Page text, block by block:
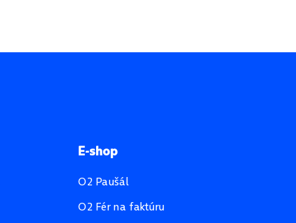
E-shop
O2 Paušál
O2 Fér na faktúru